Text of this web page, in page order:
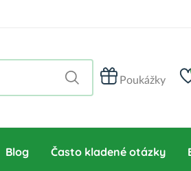
Poukážky
Blog Často kladené otázky